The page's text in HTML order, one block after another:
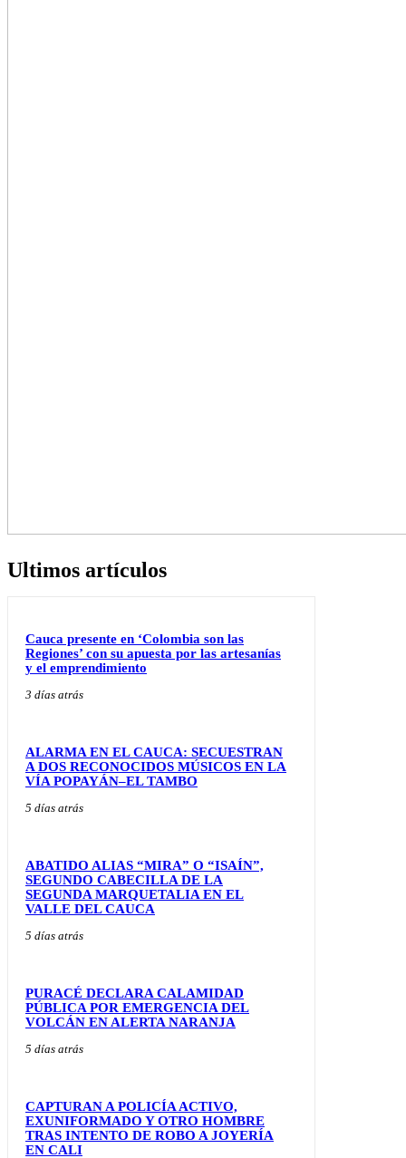
Ultimos artículos
Cauca presente en ‘Colombia son las
Regiones’ con su apuesta por las artesanías
y el emprendimiento
3 días atrás
ALARMA EN EL CAUCA: SECUESTRAN
A DOS RECONOCIDOS MÚSICOS EN LA
VÍA POPAYÁN–EL TAMBO
5 días atrás
ABATIDO ALIAS “MIRA” O “ISAÍN”,
SEGUNDO CABECILLA DE LA
SEGUNDA MARQUETALIA EN EL
VALLE DEL CAUCA
5 días atrás
PURACÉ DECLARA CALAMIDAD
PÚBLICA POR EMERGENCIA DEL
VOLCÁN EN ALERTA NARANJA
5 días atrás
CAPTURAN A POLICÍA ACTIVO,
EXUNIFORMADO Y OTRO HOMBRE
TRAS INTENTO DE ROBO A JOYERÍA
EN CALI